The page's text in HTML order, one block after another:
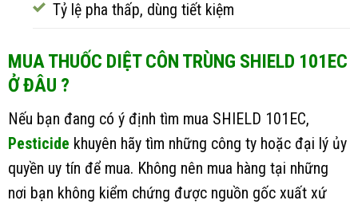
Tỷ lệ pha thấp, dùng tiết kiệm
MUA THUỐC DIỆT CÔN TRÙNG SHIELD 101EC
Ở ĐÂU ?
Nếu bạn đang có ý định tìm mua SHIELD 101EC,
Pesticide khuyên hãy tìm những công ty hoặc đại lý ủy
quyền uy tín để mua. Không nên mua hàng tại những
nơi bạn không kiểm chứng được nguồn gốc xuất xứ